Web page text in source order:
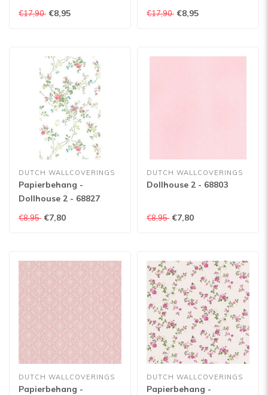
€17,90 €8,95 €17,90 €8,95
DUTCH WALLCOVERINGS
Papierbehang -
Dollhouse 2 - 68827
€8,95 €7,80
DUTCH WALLCOVERINGS
Dollhouse 2 - 68803
€8,95 €7,80
DUTCH WALLCOVERINGS
Papierbehang -
DUTCH WALLCOVERINGS
Papierbehang -